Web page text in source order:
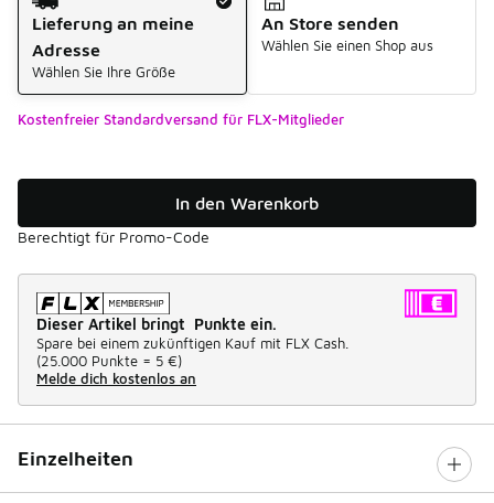
Lieferung an meine
Adresse
Wählen Sie Ihre Größe
An Store senden
Wählen Sie einen Shop aus
Kostenfreier Standardversand für FLX-Mitglieder
In den Warenkorb
Berechtigt für Promo-Code
Dieser Artikel bringt Punkte ein.
Spare bei einem zukünftigen Kauf mit FLX Cash.
(25.000 Punkte = 5 €)
Melde dich kostenlos an
Einzelheiten